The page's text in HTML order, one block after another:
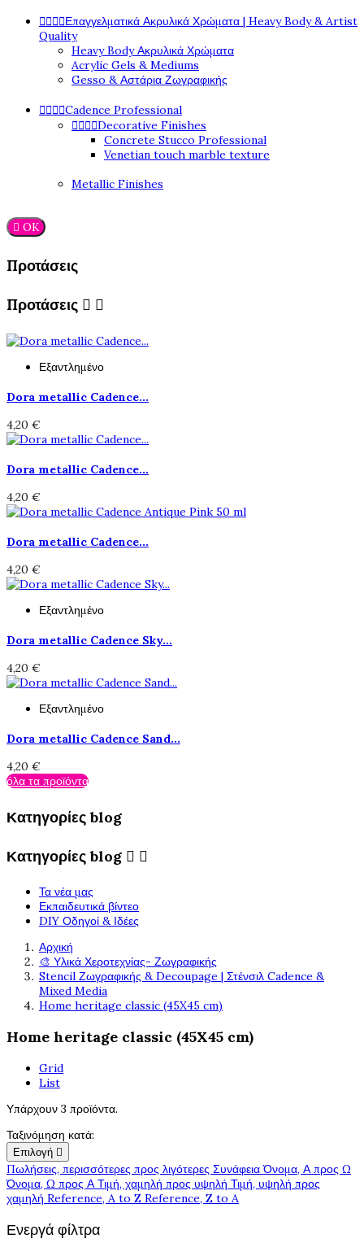
Επαγγελματικά Ακρυλικά Χρώματα | Heavy Body & Artist
Quality
Heavy Body Ακρυλικά Χρώματα
Acrylic Gels & Mediums
Gesso & Αστάρια Ζωγραφικής
Cadence Professional
Decorative Finishes
Concrete Stucco Professional
Venetian touch marble texture
Metallic Finishes
 OK
Προτάσεις
Προτάσεις  
Εξαντλημένο
Dora metallic Cadence...
4,20 €
Dora metallic Cadence...
4,20 €
Dora metallic Cadence...
4,20 €
Εξαντλημένο
Dora metallic Cadence Sky...
4,20 €
Εξαντλημένο
Dora metallic Cadence Sand...
4,20 €
όλα τα προϊόντα
Κατηγορίες blog
Κατηγορίες blog  
Τα νέα μας
Εκπαιδευτικά βίντεο
DIY Οδηγοί & Ιδέες
Αρχική
🎨 Υλικά Χεροτεχνίας- Ζωγραφικής
Stencil Ζωγραφικής & Decoupage | Στένσιλ Cadence &
Mixed Media
Home heritage classic (45X45 cm)
Home heritage classic (45X45 cm)
Grid
List
Υπάρχουν 3 προϊόντα.
Ταξινόμηση κατά:
Επιλογή 
Πωλήσεις, περισσότερες προς λιγότερες ΣυνάφειαΌνομα, Α προς Ω
Όνομα, Ω προς ΑΤιμή, χαμηλή προς υψηλή Τιμή, υψηλή προς
χαμηλή Reference, A to Z Reference, Z to A
Ενεργά φίλτρα